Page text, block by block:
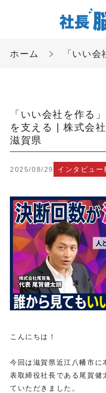
ホーム 「いい会社を作る」と
「いい会社を作る
を支える | 株式会
滋賀県
2025/08/29 インタビュー
こんにちは！
今回は滋賀県近江八幡市に
表取締役社長である尾賀健
ていただきました。